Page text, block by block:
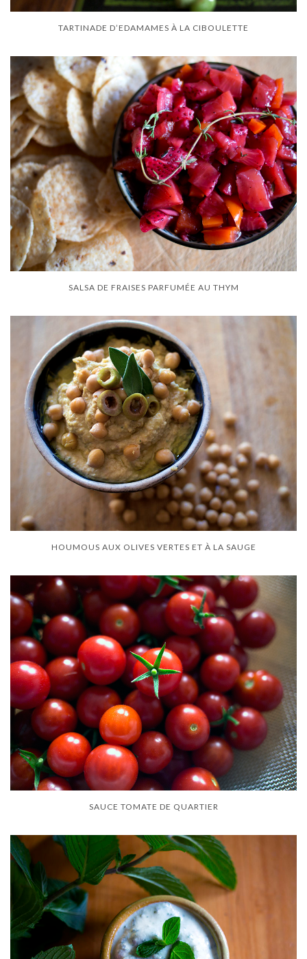
TARTINADE D’EDAMAMES À LA CIBOULETTE
SALSA DE FRAISES PARFUMÉE AU THYM
HOUMOUS AUX OLIVES VERTES ET À LA SAUGE
SAUCE TOMATE DE QUARTIER